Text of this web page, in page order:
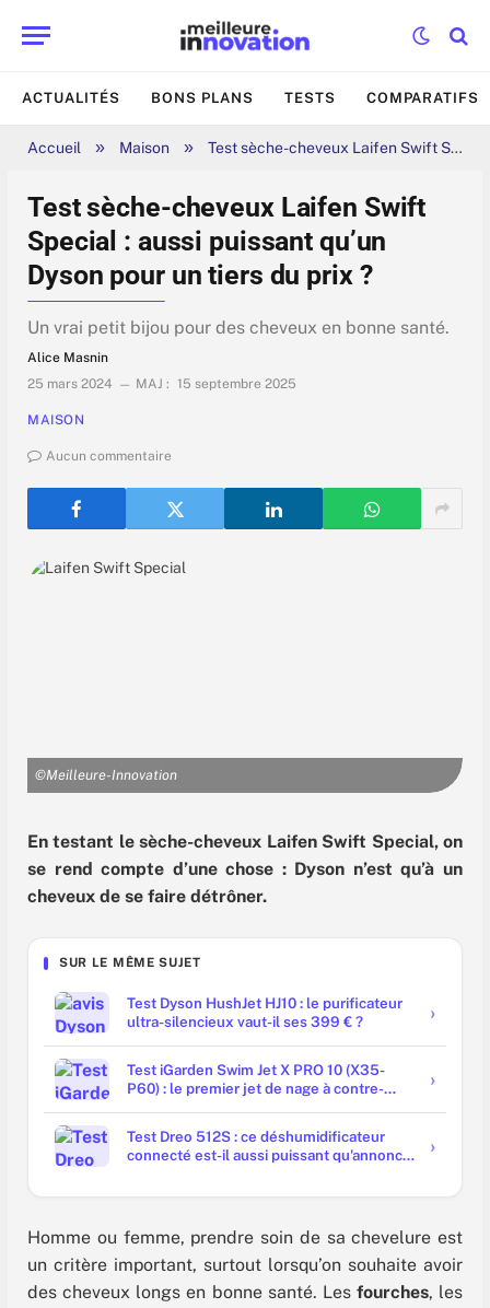
ACTUALITÉS BONS PLANS TESTS COMPARATIFS
Accueil » Maison » Test sèche-cheveux Laifen Swift Special : aussi puissant qu’un Dyson pour un tiers du prix ?
Test sèche-cheveux Laifen Swift
Special : aussi puissant qu’un
Dyson pour un tiers du prix ?
Un vrai petit bijou pour des cheveux en bonne santé.
Alice Masnin
25 mars 2024
MAJ : 15 septembre 2025
MAISON
Aucun commentaire
©Meilleure-Innovation
En testant le sèche-cheveux Laifen Swift Special, on
se rend compte d’une chose : Dyson n’est qu’à un
cheveux de se faire détrôner.
SUR LE MÊME SUJET
Test Dyson HushJet HJ10 : le purificateur
ultra-silencieux vaut-il ses 399 € ?
Test iGarden Swim Jet X PRO 10 (X35-
P60) : le premier jet de nage à contre-
Test Dreo 512S : ce déshumidificateur
connecté est-il aussi puissant qu'annoncé
Homme ou femme, prendre soin de sa chevelure est
un critère important, surtout lorsqu’on souhaite avoir
des cheveux longs en bonne santé. Les fourches, les